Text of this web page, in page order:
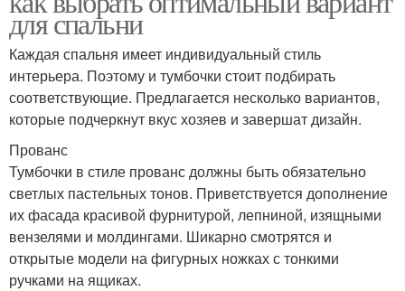
для спальни
Каждая спальня имеет индивидуальный стиль
интерьера. Поэтому и тумбочки стоит подбирать
соответствующие. Предлагается несколько вариантов,
которые подчеркнут вкус хозяев и завершат дизайн.
Прованс
Тумбочки в стиле прованс должны быть обязательно
светлых пастельных тонов. Приветствуется дополнение
их фасада красивой фурнитурой, лепниной, изящными
вензелями и молдингами. Шикарно смотрятся и
открытые модели на фигурных ножках с тонкими
ручками на ящиках.